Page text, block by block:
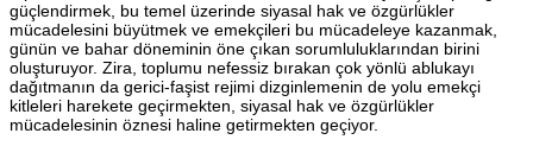
güçlendirmek, bu temel üzerinde siyasal hak ve özgürlükler
mücadelesini büyütmek ve emekçileri bu mücadeleye kazanmak,
günün ve bahar döneminin öne çıkan sorumluluklarından birini
oluşturuyor. Zira, toplumu nefessiz bırakan çok yönlü ablukayı
dağıtmanın da gerici-faşist rejimi dizginlemenin de yolu emekçi
kitleleri harekete geçirmekten, siyasal hak ve özgürlükler
mücadelesinin öznesi haline getirmekten geçiyor.